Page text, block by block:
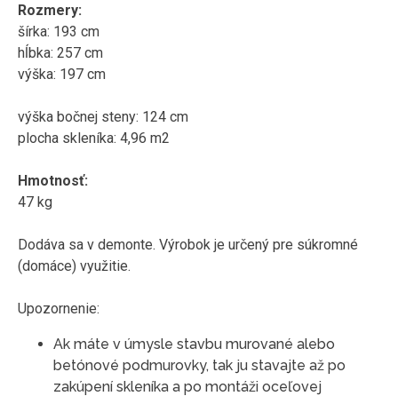
Rozmery:
šírka: 193 cm
hĺbka: 257 cm
výška: 197 cm
výška bočnej steny: 124 cm
plocha skleníka: 4,96 m2
Hmotnosť:
47 kg
Dodáva sa v demonte. Výrobok je určený pre súkromné ​​
(domáce) využitie.
Upozornenie:
Ak máte v úmysle stavbu murované alebo
betónové podmurovky, tak ju stavajte až po
zakúpení skleníka a po montáži oceľovej